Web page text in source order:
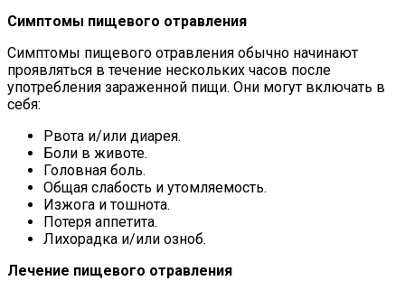
Симптомы пищевого отравления
Симптомы пищевого отравления обычно начинают
проявляться в течение нескольких часов после
употребления зараженной пищи. Они могут включать в
себя:
Рвота и/или диарея.
Боли в животе.
Головная боль.
Общая слабость и утомляемость.
Изжога и тошнота.
Потеря аппетита.
Лихорадка и/или озноб.
Лечение пищевого отравления